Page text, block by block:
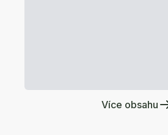
Více obsahu